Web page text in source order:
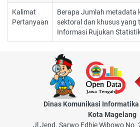
Kalimat
Pertanyaan
Berapa Jumlah metadata
sektoral dan khusus yang
Informasi Rujukan
Dinas Komunikasi
Kota Magelang
Jl Jend. Sarwo Edhie Wibowo No.